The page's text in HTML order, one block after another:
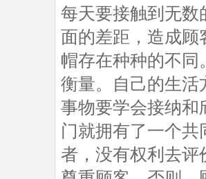
每天要接触到无数
面的差距，造成
帽存在种种的不
衡量。自己的生活
事物要学会接纳和
门就拥有了一个
者，没有权利去